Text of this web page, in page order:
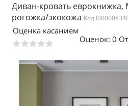
Диван-кровать еврокнижка,
рогожка/экокожа Код
Оценка касанием
Оценок: 0